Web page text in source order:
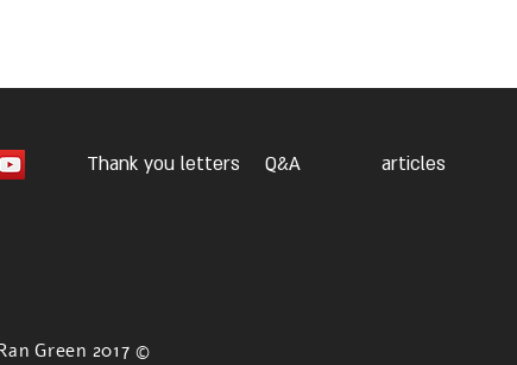
Thank you letters Q&A articles
© 2017 All rights reserved Ran Green